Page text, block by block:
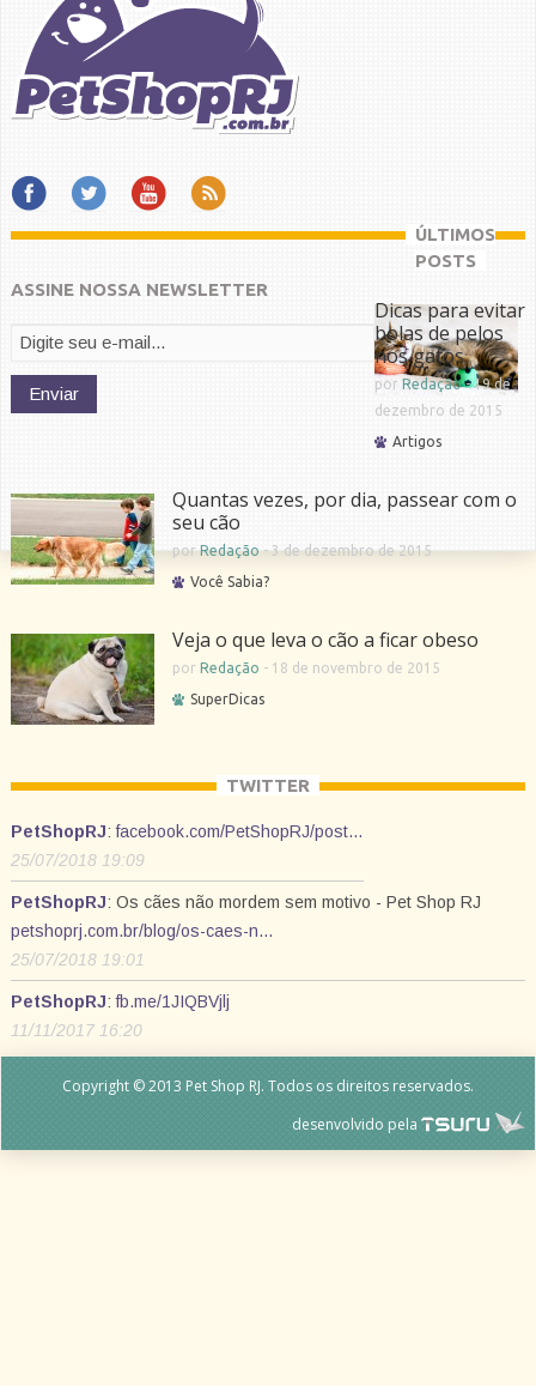
ASSINE NOSSA NEWSLETTER
ÚLTIMOS
POSTS
Dicas para evitar
bolas de pelos
nos gatos
por Redação-19 de
dezembro de 2015
Artigos
Quantas vezes, por dia, passear com o
seu cão
porRedação-3 de dezembro de 2015
Você Sabia?
Veja o que leva o cão a ficar obeso
por Redação - 18 de novembro de 2015
SuperDicas
TWITTER
PetShopRJ:facebook.com/PetShopRJ/post…
25/07/2018 19:09
PetShopRJ: Os cães não mordem sem motivo - Pet Shop RJ
petshoprj.com.br/blog/os-caes-n…
25/07/2018 19:01
PetShopRJ:fb.me/1JIQBVjlj
11/11/2017 16:20
Copyright © 2013 Pet Shop RJ. Todos os direitos reservados.
desenvolvido pela